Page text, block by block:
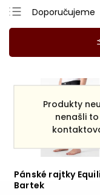
Produkty
nenašli
Doporučujeme
Nejlevnější
Abecedně
Pánské rajtky
Bartek